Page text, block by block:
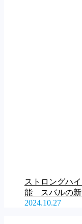
ストロングハ
能 スバルの新
2024.10.27